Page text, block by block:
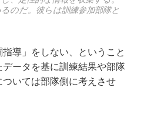
のだ。彼らは訓練参加部隊と
導」をしない、ということ
ータを基に訓練結果や部隊
いては部隊側に考えさせ